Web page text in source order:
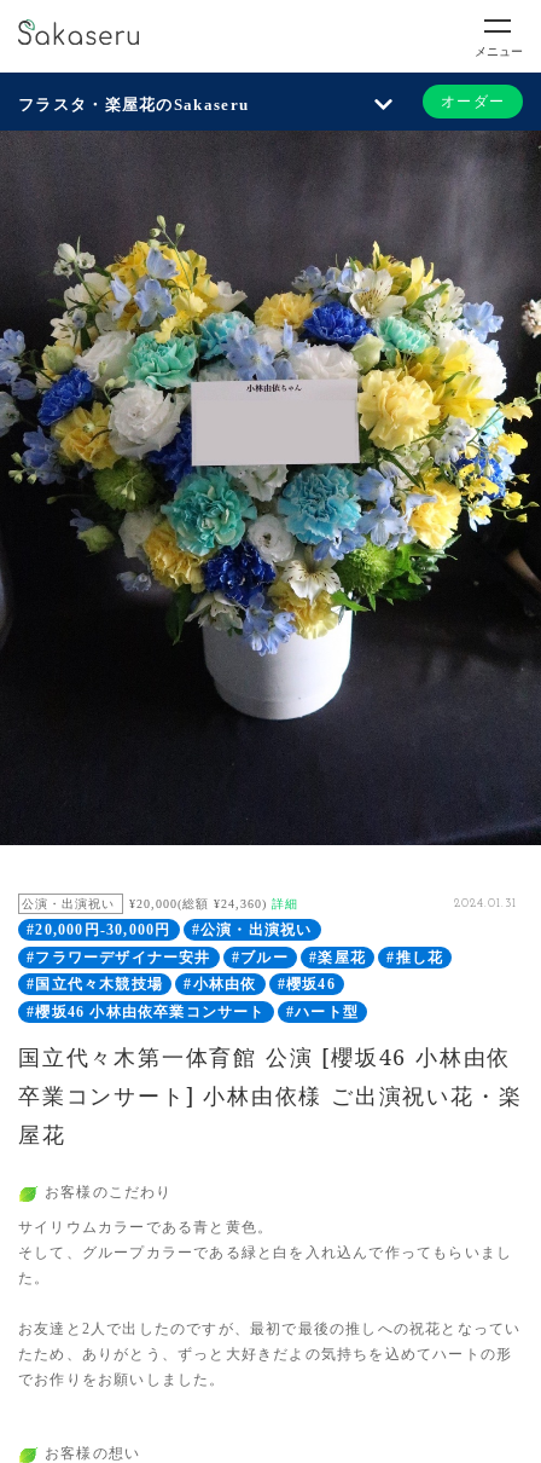
メニュー
フラスタ・楽屋花のSakaseru オーダー
公演・出演祝い ¥20,000(総額 ¥24,360) 詳細 2024.01.31
#20,000円-30,000円
#公演・出演祝い
#フラワーデザイナー安井
#ブルー #楽屋花
#推し花
#国立代々木競技場
#小林由依
#櫻坂46
#櫻坂46 小林由依卒業コンサート
#ハート型
国立代々木第一体育館 公演 [櫻坂46 小林由依
卒業コンサート] 小林由依様 ご出演祝い花・楽
屋花
お客様のこだわり
サイリウムカラーである青と黄色。
そして、グループカラーである緑と白を入れ込んで作ってもらいまし
た。
お友達と2人で出したのですが、最初で最後の推しへの祝花となってい
たため、ありがとう、ずっと大好きだよの気持ちを込めてハートの形
でお作りをお願いしました。
お客様の想い